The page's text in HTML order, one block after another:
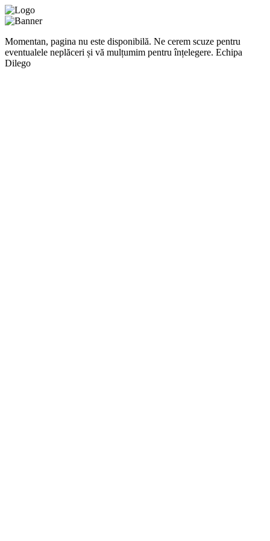
Momentan, pagina nu este disponibilă. Ne cerem scuze pentru
eventualele neplăceri și vă mulțumim pentru înțelegere. Echipa
Dilego